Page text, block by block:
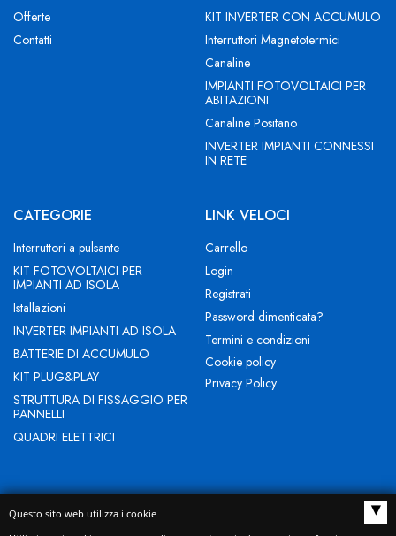
Offerte
Contatti
KIT INVERTER CON ACCUMULO
Interruttori Magnetotermici
Canaline
IMPIANTI FOTOVOLTAICI PER
ABITAZIONI
Canaline Positano
INVERTER IMPIANTI CONNESSI
IN RETE
CATEGORIE
Interruttori a pulsante
KIT FOTOVOLTAICI PER
IMPIANTI AD ISOLA
Istallazioni
INVERTER IMPIANTI AD ISOLA
BATTERIE DI ACCUMULO
KIT PLUG&PLAY
STRUTTURA DI FISSAGGIO PER
PANNELLI
QUADRI ELETTRICI
LINK VELOCI
Carrello
Login
Registrati
Password dimenticata?
Termini e condizioni
Cookie policy
Privacy Policy
Questo sito web utilizza i cookie ▴